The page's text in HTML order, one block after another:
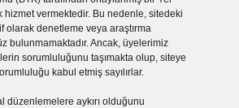
hizmet vermektedir. Bu nedenle, sitedeki
olarak denetleme veya araştırma
bulunmamaktadır. Ancak, üyelerimiz
sorumluluğunu taşımakta olup, siteye
kabul etmiş sayılırlar.
düzenlemelere aykırı olduğunu